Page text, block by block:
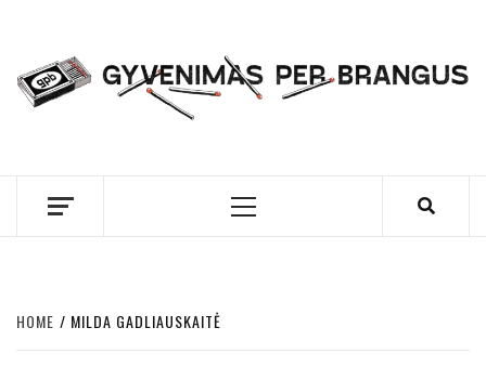
content
BRANGUS
Menu
HOME MILDA GADLIAUSKAITĖ